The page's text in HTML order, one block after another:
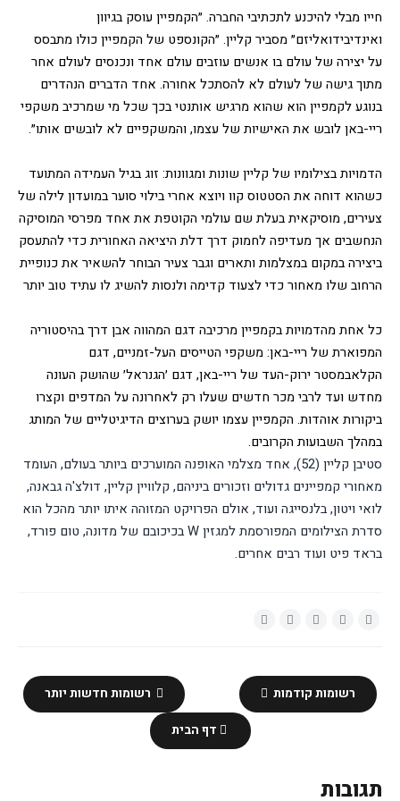
ריי-באן לובש את האישיות של עצמו, והמשקפיים לא לובשים אותו״.
הרחוב שלו מאחור כדי לצעוד קדימה ולנסות להשיג לו עתיד טוב יותר
במהלך השבועות הקרובים.
בראד פיט ועוד רבים אחרים.
רשומות חדשות יותר רשומות קודמות
דף הבית
תגובות